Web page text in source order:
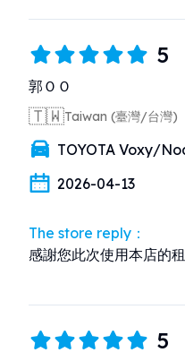
我們會持續努力提供更
期待您下次再來沖繩旅
5
郭ＯＯ
🇹🇼Taiwan (臺灣/台灣)
TOYOTA Voxy/
2026-04-13
The store reply：
感謝您此次使用本店的租
5